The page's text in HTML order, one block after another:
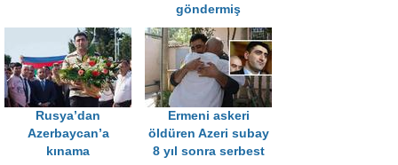
göndermiş
Rusya’dan
Azerbaycan’a
kınama
Ermeni askeri
öldüren Azeri subay
8 yıl sonra serbest